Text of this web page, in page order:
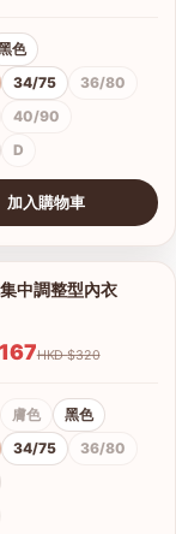
色
34/75
36/80
40/90
D
加入購物車
中調整型內衣
$167 HKD $320
膚色
黑色
34/75
36/80